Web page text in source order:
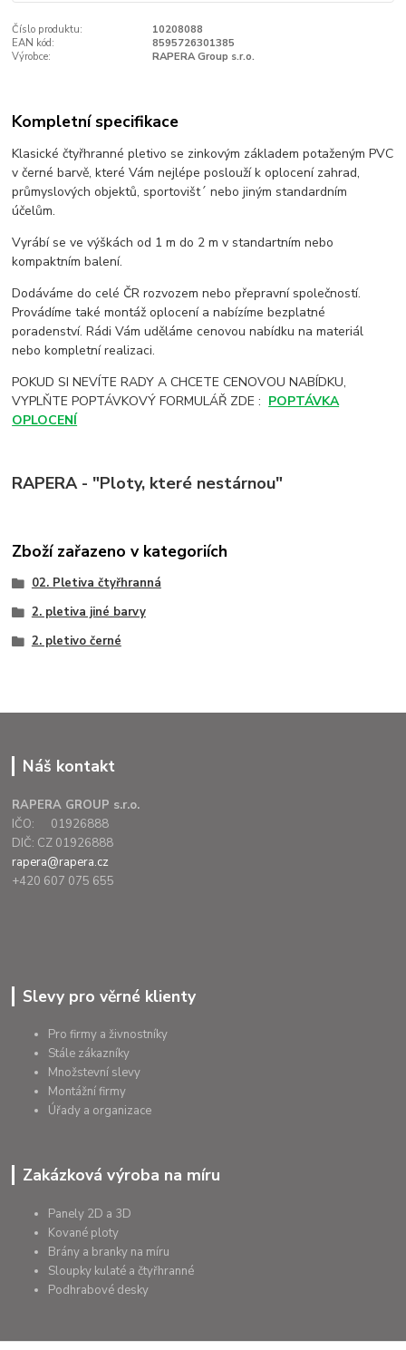
Číslo produktu:
10208088
EAN kód:
8595726301385
Výrobce:
RAPERA Group s.r.o.
Kompletní specifikace
Klasické čtyřhranné pletivo se zinkovým základem potaženým PVC
v černé barvě, které Vám nejlépe poslouží k oplocení zahrad,
průmyslových objektů, sportovišt´ nebo jiným standardním
účelům.
Vyrábí se ve výškách od 1 m do 2 m v standartním nebo
kompaktním balení.
Dodáváme do celé ČR rozvozem nebo přepravní společností.
Provádíme také montáž oplocení a nabízíme bezplatné
poradenství. Rádi Vám uděláme cenovou nabídku na materiál
nebo kompletní realizaci.
POKUD SI NEVÍTE RADY A CHCETE CENOVOU NABÍDKU,
VYPLŇTE POPTÁVKOVÝ FORMULÁŘ ZDE : POPTÁVKA
OPLOCENÍ
RAPERA - "Ploty, které nestárnou"
Zboží zařazeno v kategoriích
02. Pletiva čtyřhranná
2. pletiva jiné barvy
2. pletivo černé
Náš kontakt
RAPERA GROUP s.r.o.
IČO: 01926888
DIČ: CZ 01926888
rapera@rapera.cz
+420 607 075 655
Slevy pro věrné klienty
Pro firmy a živnostníky
Stále zákazníky
Množstevní slevy
Montážní firmy
Úřady a organizace
Zakázková výroba na míru
Panely 2D a 3D
Kované ploty
Brány a branky na míru
Sloupky kulaté a čtyřhranné
Podhrabové desky